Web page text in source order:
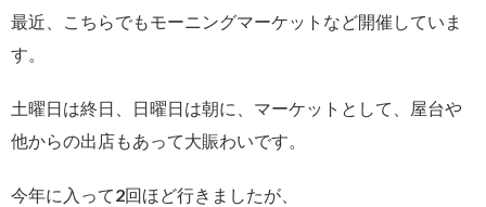
最近、こちらでもモーニングマーケットなど開催していま
す。
土曜日は終日、日曜日は朝に、マーケットとして、屋台や
他からの出店もあって大賑わいです。
今年に入って2回ほど行きましたが、